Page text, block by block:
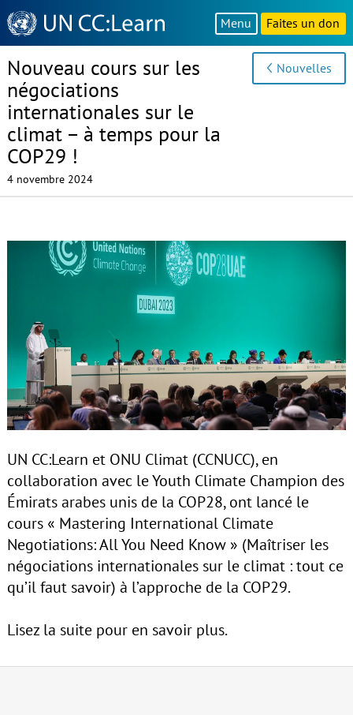
Knowledge
Sharing
Platform
Menu Faites un don
Nouveau cours sur les
négociations
internationales sur le
climat – à temps pour la
COP29 !
4 novembre 2024
Nouvelles
UN CC:Learn et ONU Climat (CCNUCC), en
collaboration avec le Youth Climate Champion des
Émirats arabes unis de la COP28, ont lancé le
cours « Mastering International Climate
Negotiations: All You Need Know » (Maîtriser les
négociations internationales sur le climat : tout ce
qu’il faut savoir) à l’approche de la COP29.
Lisez la suite pour en savoir plus.